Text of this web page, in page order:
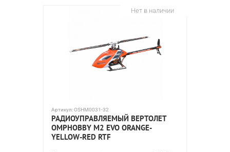
Нет в наличии
Артикул:OSHM0031-32
РАДИОУПРАВЛЯЕМЫЙ ВЕРТОЛЕТ
OMPHOBBY M2 EVO ORANGE-
YELLOW-RED RTF